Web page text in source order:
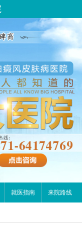
就医指南 来院路线